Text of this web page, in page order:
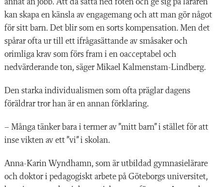
kan skapa en känsla av engagemang och att man gör något
för sitt barn. Det blir som en sorts kompensation. Men det
spårar ofta ur till ett ifrågasättande av småsaker och
orimliga krav som förs fram i en oacceptabel och
nedvärderande ton, säger Mikael Kalmenstam-Lindberg.
Den starka individualismen som ofta präglar dagens
föräldrar tror han är en annan förklaring.
– Många tänker bara i termer av ”mitt barn” i stället för att
inse vikten av ett ”vi” i skolan.
Anna-Karin Wyndhamn, som är utbildad gymnasielärare
och doktor i pedagogiskt arbete på Göteborgs universitet,